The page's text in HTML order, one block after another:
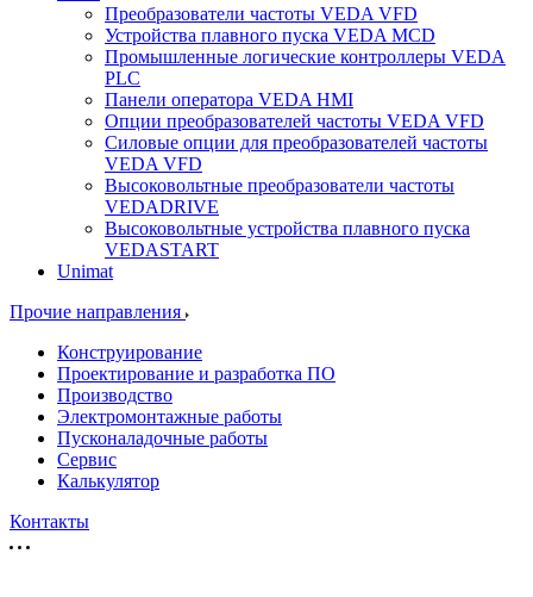
Преобразователи частоты VEDA VFD
Устройства плавного пуска VEDA MCD
Промышленные логические контроллеры VEDA
PLC
Панели оператора VEDA HMI
Опции преобразователей частоты VEDA VFD
Силовые опции для преобразователей частоты
VEDA VFD
Высоковольтные преобразователи частоты
VEDADRIVE
Высоковольтные устройства плавного пуска
VEDASTART
Unimat
Прочие направления
Конструирование
Проектирование и разработка ПО
Производство
Электромонтажные работы
Пусконаладочные работы
Сервис
Калькулятор
Контакты